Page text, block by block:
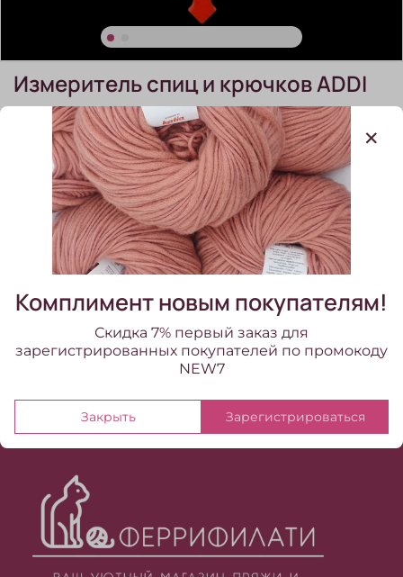
(0)
В наличии: 2 шт
Измеритель спиц и крючков ADDI
520.00 ₽
Измеритель спиц и крючков ADDI
Комплимент новым покупателям!
Скидка 7% первый заказ для
зарегистрированных покупателей по промокоду
NEW7
Закрыть Зарегистрироваться